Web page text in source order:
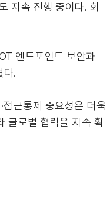
지속 진행 중이다. 회
엔드포인트 보안과
다.
근통제 중요성은 더욱
글로벌 협력을 지속 확